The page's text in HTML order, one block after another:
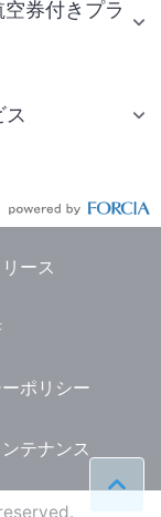
ペー
券付きプラ
ス
ース
ポリシー
テナンス